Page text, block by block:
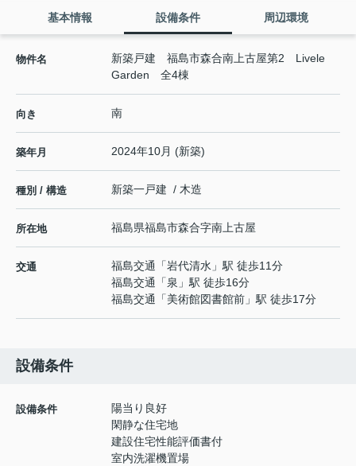
基本情報 設備条件 周辺環境
物件名
新築戸建 福島市森合南上古屋第2 Livele
Garden 全4棟
向き 南
築年月 2024年10月 (新築)
種別 / 構造 新築一戸建 / 木造
所在地 福島県福島市森合字南上古屋
交通 福島交通 「岩代清水 」駅 徒歩11分
福島交通
「泉 」駅 徒歩16分
福島交通
「美術館図書館前 」駅 徒歩17分
設備条件
設備条件
陽当り良好
閑静な住宅地
建設住宅性能評価書付
室内洗濯機置場